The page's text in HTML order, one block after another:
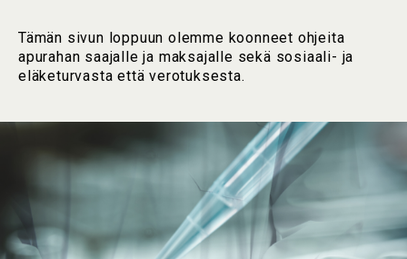
Tämän sivun loppuun olemme koonneet ohjeita
apurahan saajalle ja maksajalle sekä sosiaali- ja
eläketurvasta että verotuksesta.